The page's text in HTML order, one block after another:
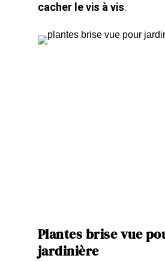
cacher le vis à vis.
Plantes brise vue
jardinière